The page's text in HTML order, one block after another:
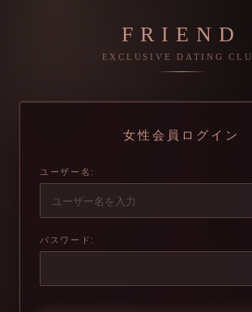
FRIEND
EXCLUSIVE DATING
女性会員ログイン
ユーザー名:
パスワード: